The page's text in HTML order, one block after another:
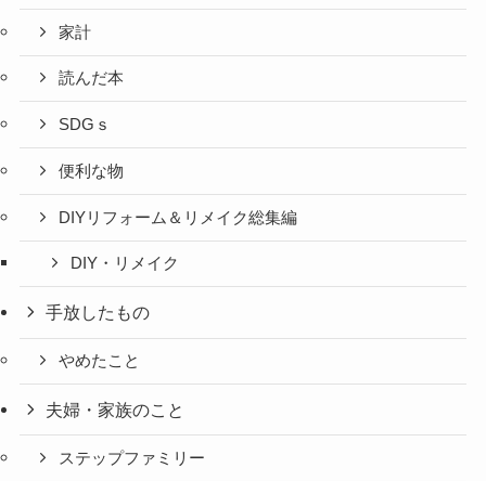
家計
読んだ本
SDGｓ
便利な物
DIYリフォーム＆リメイク総集編
DIY・リメイク
手放したもの
やめたこと
夫婦・家族のこと
ステップファミリー